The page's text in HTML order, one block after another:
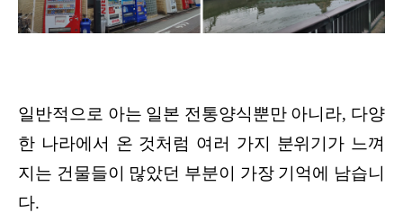
일반적으로 아는 일본 전통양식뿐만 아니라, 다양
한 나라에서 온 것처럼 여러 가지 분위기가 느껴
지는 건물들이 많았던 부분이 가장 기억에 남습니
다.